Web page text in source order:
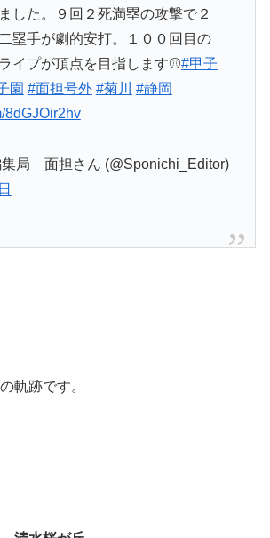
した。９回２死満塁の攻撃で２
塁手が劇的安打。１００回目の
イプが頂点を目指します⚾#甲子
園 #面担号外 #菊川
#静岡
8dGJOir2hv
局 面担さん (@Sponichi_Editor)
軌跡です。